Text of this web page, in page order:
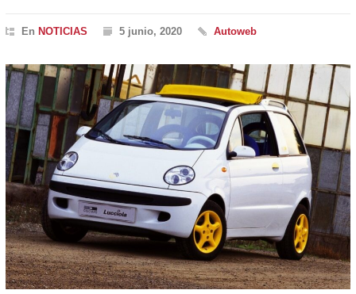
En NOTICIAS 5 junio, 2020 Autoweb